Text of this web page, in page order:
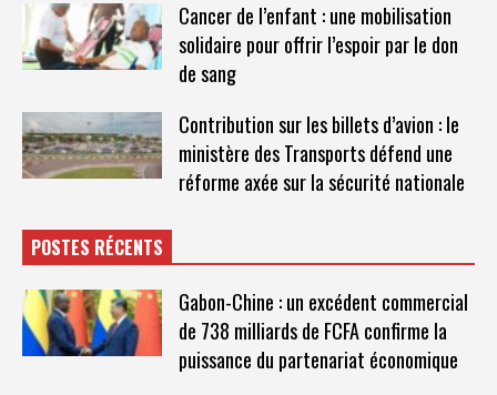
Cancer de l’enfant : une mobilisation
solidaire pour offrir l’espoir par le don
de sang
Contribution sur les billets d’avion : le
ministère des Transports défend une
réforme axée sur la sécurité nationale
POSTES RÉCENTS
Gabon-Chine : un excédent commercial
de 738 milliards de FCFA confirme la
puissance du partenariat économique